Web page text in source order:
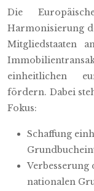
Die
Harmonisierung
Mitgliedstaaten
einheitlichen
fördern. Dabei
Fokus:
Schaffung
Verbesserung
nationalen